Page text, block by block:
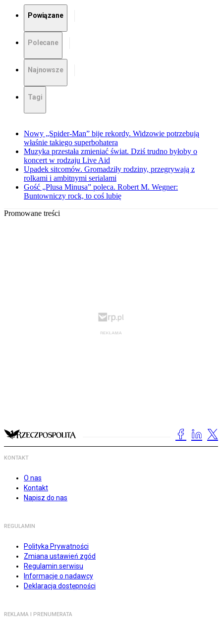
Powiązane
Polecane
Najnowsze
Tagi
Nowy „Spider-Man” bije rekordy. Widzowie potrzebują
właśnie takiego superbohatera
Muzyka przestała zmieniać świat. Dziś trudno byłoby o
koncert w rodzaju Live Aid
Upadek sitcomów. Gromadziły rodziny, przegrywają z
rolkami i ambitnymi serialami
Gość „Plusa Minusa” poleca. Robert M. Wegner:
Buntowniczy rock, to coś lubię
Promowane treści
KONTAKT
O nas
Kontakt
Napisz do nas
REGULAMIN
Polityka Prywatności
Zmiana ustawień zgód
Regulamin serwisu
Informacje o nadawcy
Deklaracja dostępności
REKLAMA I PRENUMERATA